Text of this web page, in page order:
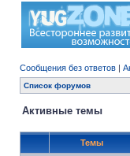
Сообщения без ответов |
Список форумов
Активные темы
Темы